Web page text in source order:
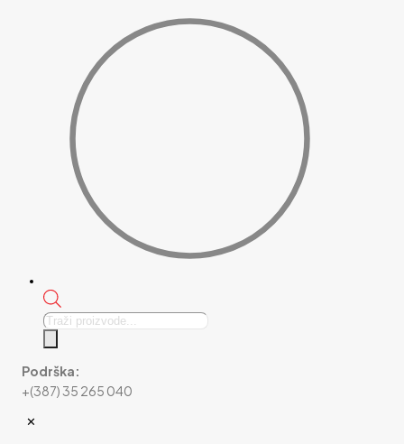
Products
Podrška:
+(387) 35 265 040
✕